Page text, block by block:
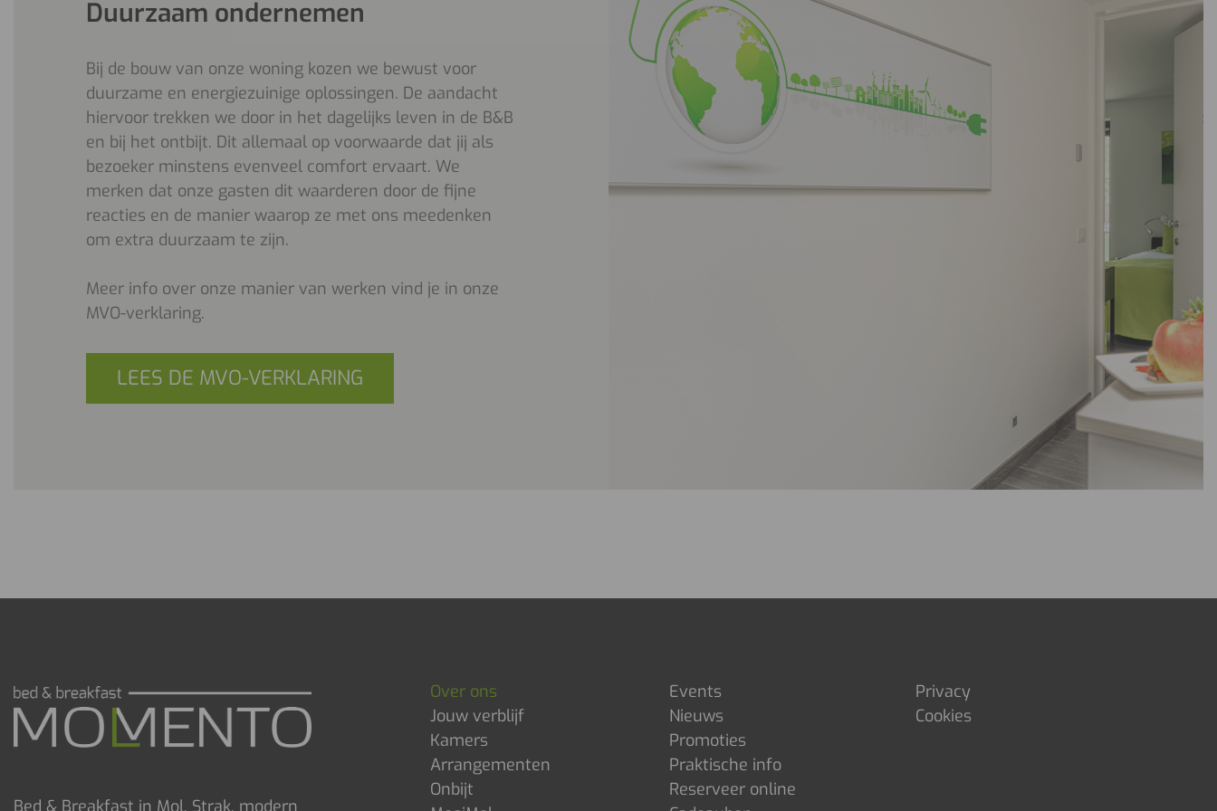
Duurzaam ondernemen
Bij de bouw van onze woning kozen we bewust voor
duurzame en energiezuinige oplossingen. De aandacht
hiervoor trekken we door in het dagelijks leven in de B&B
en bij het ontbijt. Dit allemaal op voorwaarde dat jij als
bezoeker minstens evenveel comfort ervaart. We
merken dat onze gasten dit waarderen door de fijne
reacties en de manier waarop ze met ons meedenken
om extra duurzaam te zijn.
Meer info over onze manier van werken vind je in onze
MVO-verklaring.
LEES DE MVO-VERKLARING
Over ons
Jouw verblijf
Kamers
Arrangementen
Onbijt
Events
Nieuws
Promoties
Praktische info
Reserveer online
Privacy
Cookies